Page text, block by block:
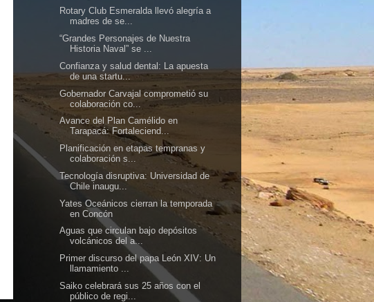
Rotary Club Esmeralda llevó alegría a
madres de se...
“Grandes Personajes de Nuestra
Historia Naval” se ...
Confianza y salud dental: La apuesta
de una startu...
Gobernador Carvajal comprometió su
colaboración co...
Avance del Plan Camélido en
Tarapacá: Fortaleciend...
Planificación en etapas tempranas y
colaboración s...
Tecnología disruptiva: Universidad de
Chile inaugu...
Yates Oceánicos cierran la temporada
en Concón
Aguas que circulan bajo depósitos
volcánicos del a...
Primer discurso del papa León XIV: Un
llamamiento ...
Saiko celebrará sus 25 años con el
público de regi...